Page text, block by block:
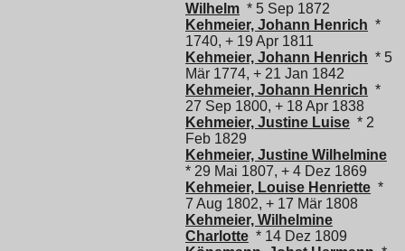
Wilhelm * 5 Sep 1872
Kehmeier, Johann Henrich *
1740, + 19 Apr 1811
Kehmeier, Johann Henrich * 5
Mär 1774, + 21 Jan 1842
Kehmeier, Johann Henrich *
27 Sep 1800, + 18 Apr 1838
Kehmeier, Justine Luise * 2
Feb 1829
Kehmeier, Justine Wilhelmine
* 29 Mai 1807, + 4 Dez 1869
Kehmeier, Louise Henriette *
7 Aug 1802, + 17 Mär 1808
Kehmeier, Wilhelmine
Charlotte * 14 Dez 1809